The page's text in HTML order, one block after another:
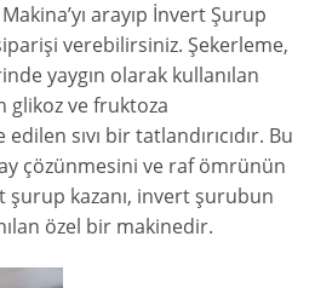
arayıp İnvert Şurup
verebilirsiniz. Şekerleme,
yaygın olarak kullanılan
glikoz ve fruktoza
sıvı bir tatlandırıcıdır. Bu
çözünmesini ve raf ömrünün
şurup kazanı, invert şurubun
özel bir makinedir.